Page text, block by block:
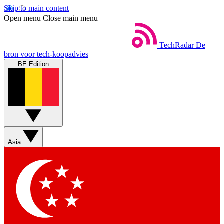
Skip to main content
Open menu Close main menu
TechRadar De
bron voor tech-koopadvies
BE Edition
Asia